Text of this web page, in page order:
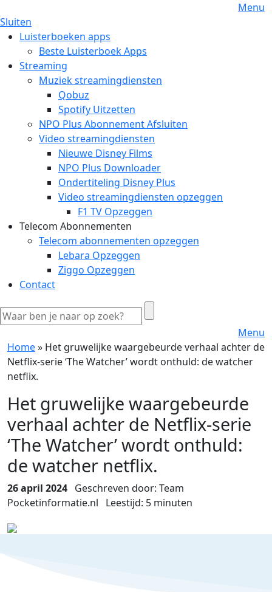
Menu
Sluiten
Luisterboeken apps
Beste Luisterboek Apps
Streaming
Muziek streamingdiensten
Qobuz
Spotify Uitzetten
NPO Plus Abonnement Afsluiten
Video streamingdiensten
Nieuwe Disney Films
NPO Plus Downloader
Ondertiteling Disney Plus
Video streamingdiensten opzeggen
F1 TV Opzeggen
Telecom Abonnementen
Telecom abonnementen opzeggen
Lebara Opzeggen
Ziggo Opzeggen
Contact
Menu
Home» Het gruwelijke waargebeurde verhaal achter de
Netflix-serie ‘The Watcher’ wordt onthuld: de watcher
netflix.
Het gruwelijke waargebeurde
verhaal achter de Netflix-serie
‘The Watcher’ wordt onthuld:
de watcher netflix.
26 april 2024 Geschreven door: Team
Pocketinformatie.nl Leestijd: 5 minuten